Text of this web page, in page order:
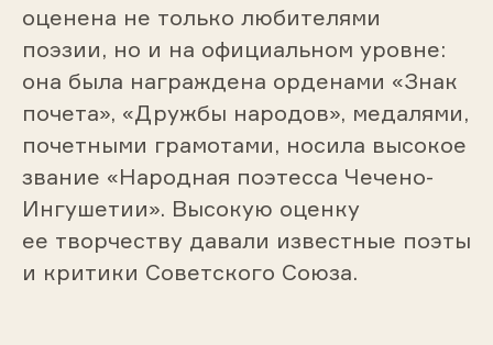
оценена не только любителями
поэзии, но и на официальном уровне:
она была награждена орденами «Знак
почета», «Дружбы народов», медалями,
почетными грамотами, носила высокое
звание «Народная поэтесса Чечено-
Ингушетии». Высокую оценку
ее творчеству давали известные поэты
и критики Советского Союза.